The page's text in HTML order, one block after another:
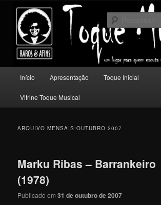
conteúdo
principal
conteúdo
secundário
Toque Musical
Um lugar para quem escuta música com outros
principal
Início Apresentação Toque Inicial
Vitrine Toque Musical
ARQUIVO MENSAIS:OUTUBRO 2007
Marku Ribas – Barrankeiro
(1978)
Publicado em31 de outubro de 2007